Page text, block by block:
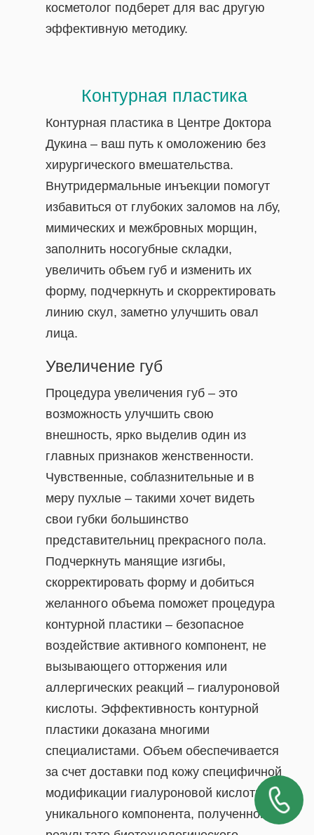
косметолог подберет для вас другую
эффективную методику.
Контурная пластика
Контурная пластика в Центре Доктора
Дукина – ваш путь к омоложению без
хирургического вмешательства.
Внутридермальные инъекции помогут
избавиться от глубоких заломов на лбу,
мимических и межбровных морщин,
заполнить носогубные складки,
увеличить объем губ и изменить их
форму, подчеркнуть и скорректировать
линию скул, заметно улучшить овал
лица.
Увеличение губ
Процедура увеличения губ – это
возможность улучшить свою
внешность, ярко выделив один из
главных признаков женственности.
Чувственные, соблазнительные и в
меру пухлые – такими хочет видеть
свои губки большинство
представительниц прекрасного пола.
Подчеркнуть манящие изгибы,
скорректировать форму и добиться
желанного объема поможет процедура
контурной пластики – безопасное
воздействие активного компонент, не
вызывающего отторжения или
аллергических реакций – гиалуроновой
кислоты. Эффективность контурной
пластики доказана многими
специалистами. Объем обеспечивается
за счет доставки под кожу специфичной
модификации гиалуроновой кислоты –
уникального компонента, полученного в